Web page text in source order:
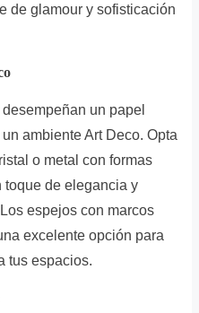
de glamour y sofisticación
un papel
ambiente Art Deco. Opta
o metal con formas
toque de elegancia y
espejos con marcos
excelente opción para
tus espacios.